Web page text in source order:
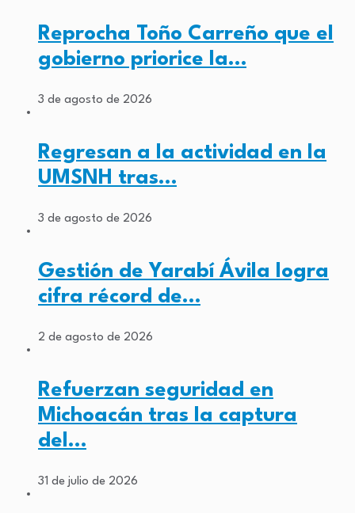
Reprocha Toño Carreño que el
gobierno priorice la…
3 de agosto de 2026
Regresan a la actividad en la
UMSNH tras…
3 de agosto de 2026
Gestión de Yarabí Ávila logra
cifra récord de…
2 de agosto de 2026
Refuerzan seguridad en
Michoacán tras la captura
del…
31 de julio de 2026